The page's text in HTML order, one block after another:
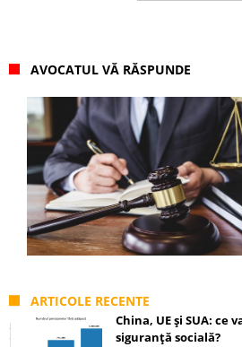
AVOCATUL VĂ RĂSPUNDE
ARTICOLE RECENTE
China, UE și SUA:
siguranță socială?